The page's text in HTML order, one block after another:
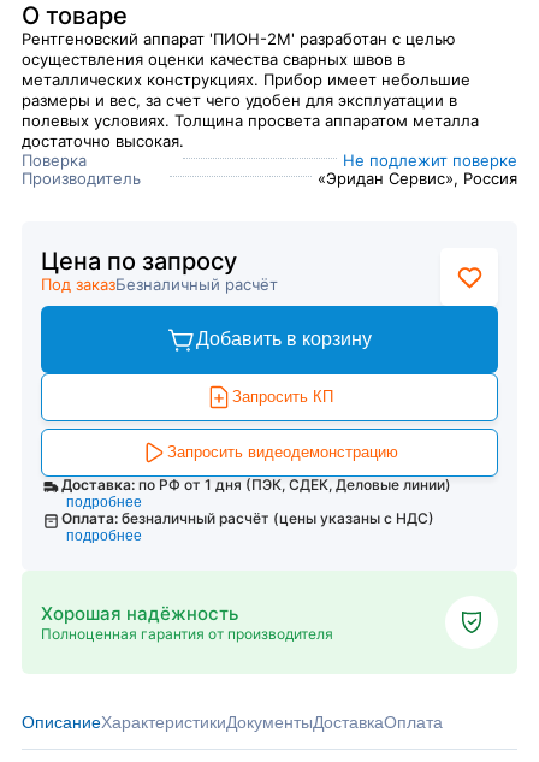
О товаре
Рентгеновский аппарат 'ПИОН-2М' разработан с целью
осуществления оценки качества сварных швов в
металлических конструкциях. Прибор имеет небольшие
размеры и вес, за счет чего удобен для эксплуатации в
полевых условиях. Толщина просвета аппаратом металла
достаточно высокая.
Поверка
Не подлежит поверке
Производитель
«Эридан Сервис», Россия
Цена по запросу
Под заказБезналичный расчёт
Добавить в корзину
Запросить КП
Запросить видеодемонстрацию
Доставка: по РФ от 1 дня (ПЭК, СДЕК, Деловые линии)
подробнее
Оплата: безналичный расчёт (цены указаны с НДС)
подробнее
Хорошая надёжность
Полноценная гарантия от производителя
ОписаниеХарактеристикиДокументыДоставкаОплата